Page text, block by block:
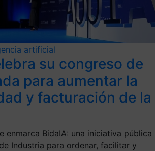
artificial
su congreso de
para aumentar la
y facturación de la
enmarca BidaIA: una iniciativa pública
Industria para ordenar, facilitar y